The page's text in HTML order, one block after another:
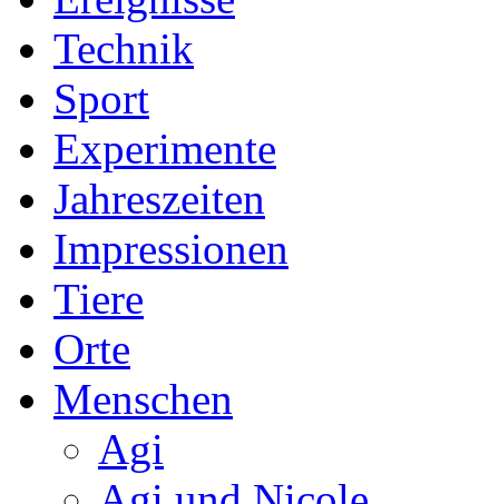
Technik
Sport
Experimente
Jahreszeiten
Impressionen
Tiere
Orte
Menschen
Agi